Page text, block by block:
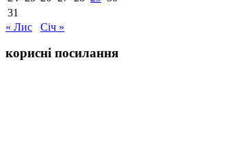
31
« Лис
Січ »
корисні посилання